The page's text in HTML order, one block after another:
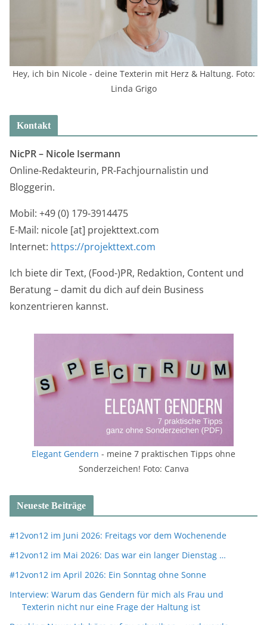
Hey, ich bin Nicole - deine Texterin mit Herz & Haltung. Foto:
Linda Grigo
Kontakt
NicPR – Nicole Isermann
Online-Redakteurin, PR-Fachjournalistin und
Bloggerin.
Mobil: +49 (0) 179-3914475
E-Mail: nicole [at] projekttext.com
Internet: https://projekttext.com
Ich biete dir Text, (Food-)PR, Redaktion, Content und
Beratung – damit du dich auf dein Business
konzentrieren kannst.
Elegant Gendern - meine 7 praktischen Tipps ohne
Sonderzeichen! Foto: Canva
Neueste Beiträge
#12von12 im Juni 2026: Freitags vor dem Wochenende
#12von12 im Mai 2026: Das war ein langer Dienstag …
#12von12 im April 2026: Ein Sonntag ohne Sonne
Interview: Warum das Gendern für mich als Frau und
Texterin nicht nur eine Frage der Haltung ist